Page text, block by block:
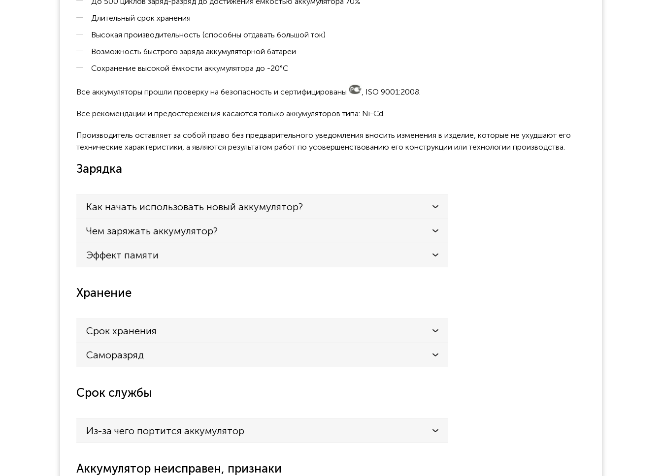
Длительный срок хранения
Высокая производительность (способны отдавать большой ток)
Возможность быстрого заряда аккумуляторной батареи
Сохранение высокой ёмкости аккумулятора до -20°C
Все аккумуляторы прошли проверку на безопасность и сертифицированы , ISO 9001:2008.
Все рекомендации и предостережения касаются только аккумуляторов типа: Ni-Cd.
Производитель оставляет за собой право без предварительного уведомления вносить изменения в изделие, которые не ухудшают его
технические характеристики, а являются результатом работ по усовершенствованию его конструкции или технологии производства.
Зарядка
Как начать использовать новый аккумулятор?
Чем заряжать аккумулятор?
Эффект памяти
Хранение
Срок хранения
Саморазряд
Срок службы
Из-за чего портится аккумулятор
Аккумулятор неисправен, признаки